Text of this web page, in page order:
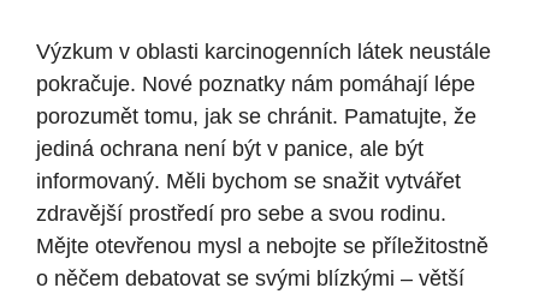
Výzkum v oblasti karcinogenních látek neustále
pokračuje. Nové poznatky nám pomáhají lépe
porozumět tomu, jak se chránit. Pamatujte, že
jediná ochrana není být v panice, ale být
informovaný. Měli bychom se snažit vytvářet
zdravější prostředí pro sebe a svou rodinu.
Mějte otevřenou mysl a nebojte se příležitostně
o něčem debatovat se svými blízkými – větší